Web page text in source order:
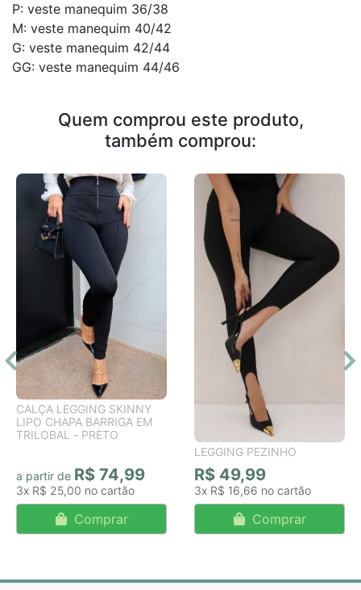
P: veste manequim 36/38
M: veste manequim 40/42
G: veste manequim 42/44
GG: veste manequim 44/46
Quem comprou este produto,
também comprou:
CALÇA LEGGING SKINNY
LIPO CHAPA BARRIGA EM
TRILOBAL - PRETO
a partir de R$ 74,99
3x R$ 25,00
Comprar
LEGGING PEZINHO
R$ 49,99
3x R$ 16,66
Comprar